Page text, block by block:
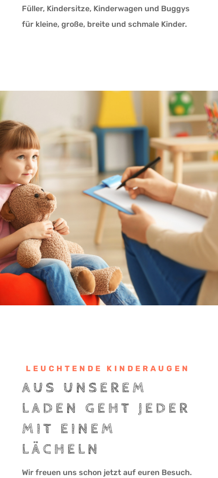
Füller, Kindersitze, Kinderwagen und Buggys
für kleine, große, breite und schmale Kinder.
LEUCHTENDE KINDERAUGEN
AUS UNSEREM
LADEN GEHT JEDER
MIT EINEM
LÄCHELN
Wir freuen uns schon jetzt auf euren Besuch.